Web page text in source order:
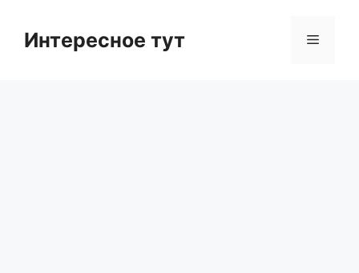
contentИнтересное тут Menu